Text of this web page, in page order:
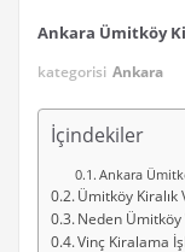
Ankara Ümitköy
kategorisi Ankara
İçindekiler
Ankara
Ümitköy Kiralık
Neden Ümitköy
Vinç Kiralama